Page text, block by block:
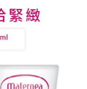
失，本公司不負相關責
之用戶狀況，依本公司即
形，本公司將視審查結果
若發現惡意使用之情形，
度並採取法律行動。